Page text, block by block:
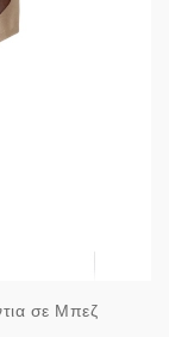
σε Μπεζ